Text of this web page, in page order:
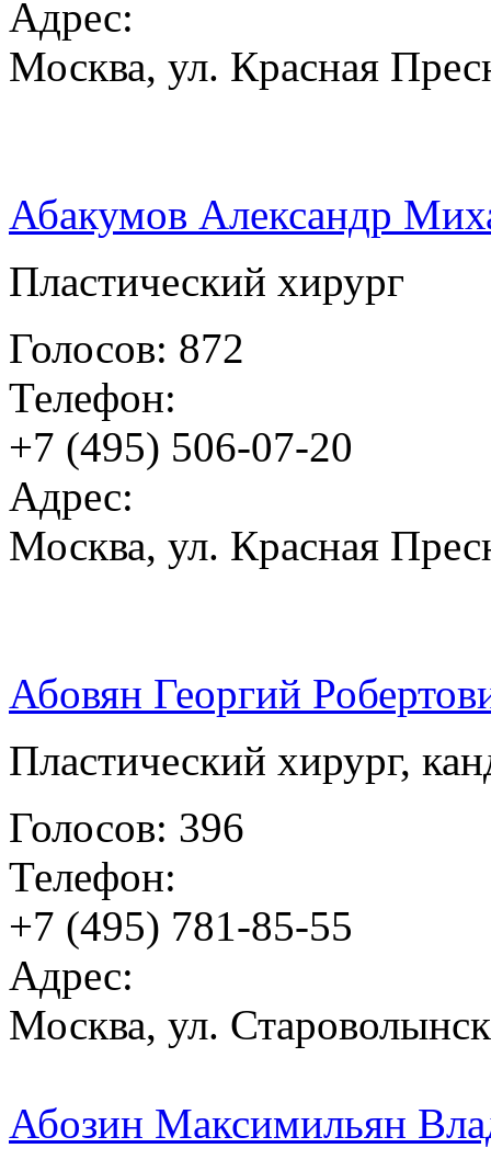
Адрес:
Москва, ул. Красная
Абакумов Александр
Пластический хирург
Голосов: 872
Телефон:
+7 (495) 506-07-20
Адрес:
Москва, ул. Красная
Абовян Георгий
Пластический хирург,
Голосов: 396
Телефон:
+7 (495) 781-85-55
Адрес:
Москва, ул.
Абозин Максимильян